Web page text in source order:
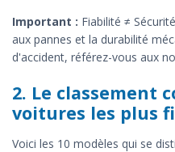
Important : Fiabilité ≠
aux pannes et la durabilité
d'accident, référez-vous aux
2. Le classement
voitures les plus
Voici les 10 modèles qui se